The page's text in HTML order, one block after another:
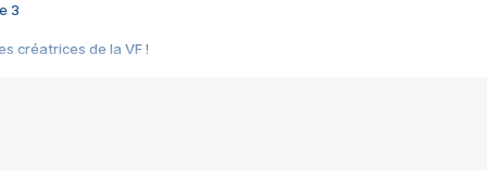
3
créatrices de la VF !